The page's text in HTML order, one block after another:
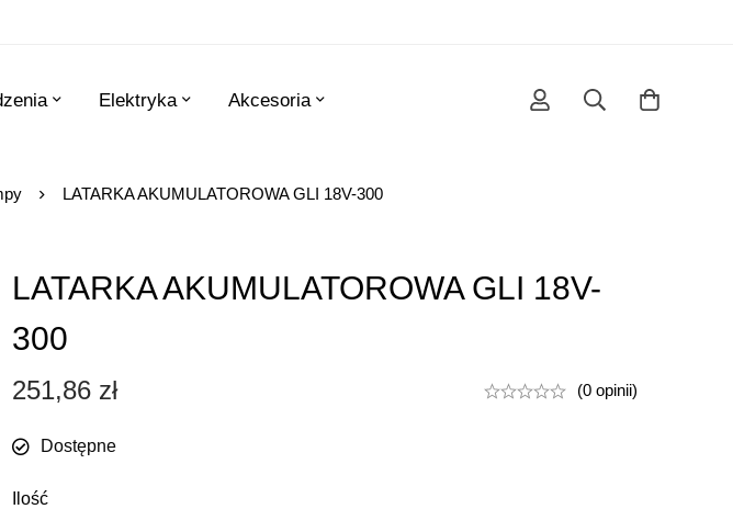
Elektryka Akcesoria
LATARKA AKUMULATOROWA GLI 18V-300
LATARKA AKUMULATOROWA GLI 18V-
300
251,86 zł (0 opinii)
Dostępne
Ilość